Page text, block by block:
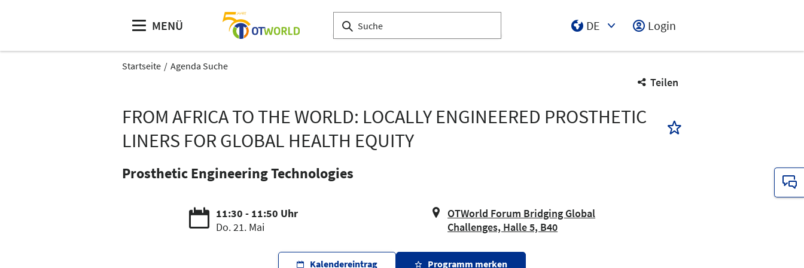
MENÜ
DE
Login
Startseite Agenda Suche
Teilen
FROM AFRICA TO THE WORLD: LOCALLY ENGINEERED PROSTHETIC
LINERS FOR GLOBAL HEALTH EQUITY
Prosthetic Engineering Technologies
11:30 - 11:50 Uhr
Do. 21. Mai
OTWorld Forum Bridging Global
Challenges, Halle 5, B40
Kalendereintrag Programm merken